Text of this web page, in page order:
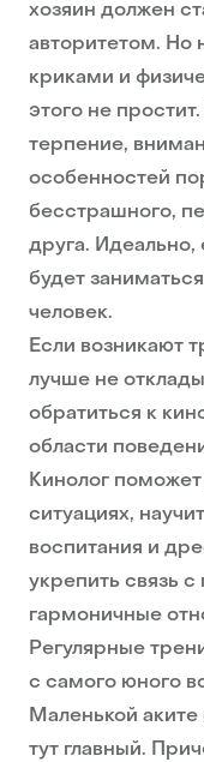
хозяин должен
авторитетом. Но
криками и
этого не
терпение,
особенностей
бесстрашного,
друга. Идеально,
будет
человек.
Если возникают
лучше не
обратиться к
области
Кинолог
ситуациях,
воспитания и
укрепить связь
гармоничные
Регулярные
с самого юного
Маленькой аките
тут главный.